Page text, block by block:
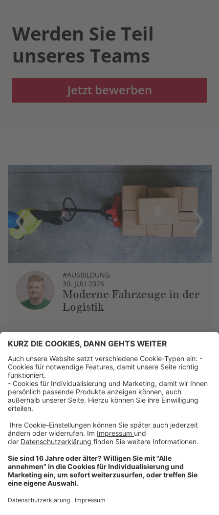
Werden Sie Teil
unseres Teams
Jetzt bewerben
Previous
#AUSBILDUNG
30. JULI 2026
Moderne Fahrzeuge in der
Logistik
Next
Über uns
Dehner Unternehmen
Jobs bei Dehner